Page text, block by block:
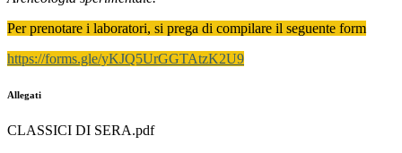
Per prenotare i laboratori, si prega di compilare il seguente form
https://forms.gle/yKJQ5UrGGTAtzK2U9
Allegati
CLASSICI DI SERA.pdf